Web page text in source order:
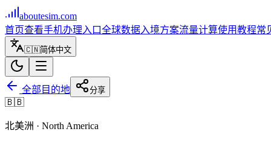
aboutesim.com
首页查看手机办理入口全球数据入境方案流量计算使用教程常
🇨🇳简体中文
全部目的地 分享
🇧🇧
北美洲 · North America